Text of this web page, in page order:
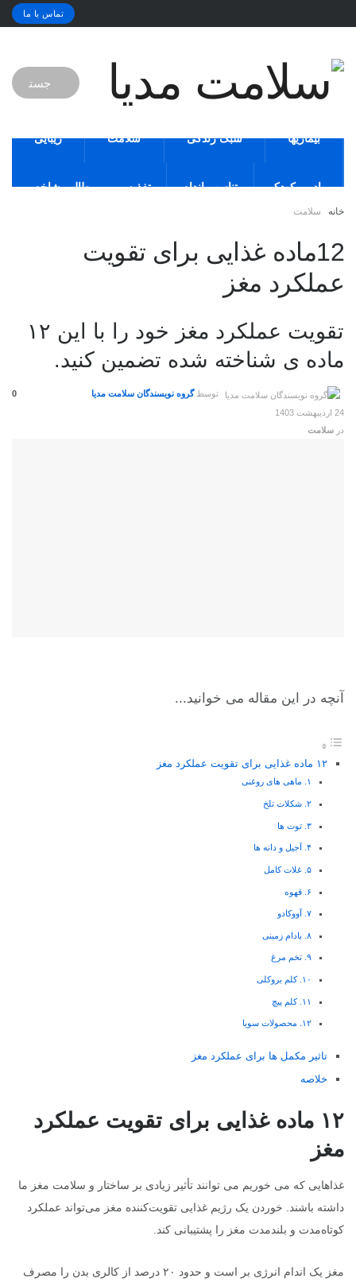
تماس با ما
بیماریها سبک زندگی سلامت زیبایی
مادر و کودک تناسب اندام تغذیه مطالب شاخص
خانه سلامت
12ماده غذایی برای تقویت
عملکرد مغز
تقویت عملکرد مغز خود را با این ۱۲
ماده ی شناخته شده تضمین کنید.
توسط گروه نویسندگان سلامت مدیا
24 اردیبهشت 1403
در سلامت
0
آنچه در این مقاله می خوانید...
۱۲ ماده غذایی برای تقویت عملکرد مغز
۱. ماهی های روغنی
۲. شکلات تلخ
۳. توت ها
۴. آجیل و دانه ها
۵. غلات کامل
۶. قهوه
۷. آووکادو
۸. بادام زمینی
۹. تخم مرغ
۱۰. کلم بروکلی
۱۱. کلم پیچ
۱۲. محصولات سویا
تاثیر مکمل ها برای عملکرد مغز
خلاصه
۱۲ ماده غذایی برای تقویت عملکرد
مغز
غذاهایی که می خوریم می توانند تأثیر زیادی بر ساختار و سلامت مغز ما
داشته باشند. خوردن یک رژیم غذایی تقویت‌کننده مغز می‌تواند عملکرد
کوتاه‌مدت و بلندمدت مغز را پشتیبانی کند.
مغز یک اندام انرژی بر است و حدود ۲۰ درصد از کالری بدن را مصرف